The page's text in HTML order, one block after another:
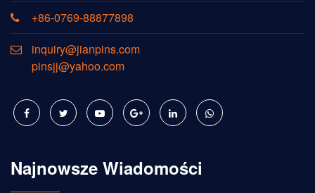
+86-0769-88877898
inquiry@jianpins.com
pinsjj@yahoo.com
Najnowsze Wiadomości